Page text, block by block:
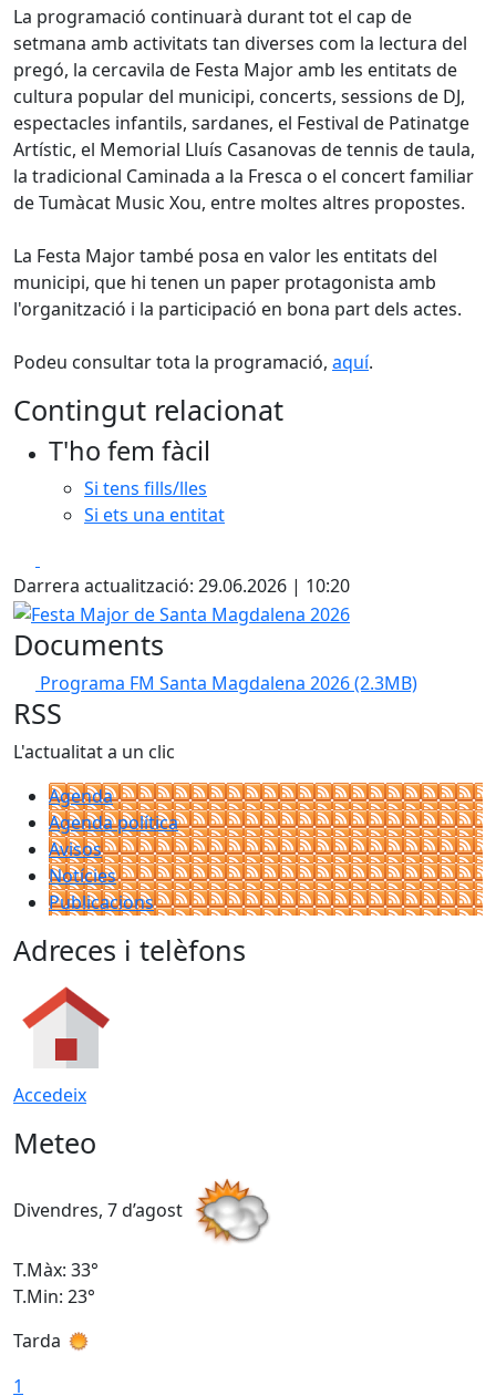
La programació continuarà durant tot el cap de
setmana amb activitats tan diverses com la lectura del
pregó, la cercavila de Festa Major amb les entitats de
cultura popular del municipi, concerts, sessions de DJ,
espectacles infantils, sardanes, el Festival de Patinatge
Artístic, el Memorial Lluís Casanovas de tennis de taula,
la tradicional Caminada a la Fresca o el concert familiar
de Tumàcat Music Xou, entre moltes altres propostes.
La Festa Major també posa en valor les entitats del
municipi, que hi tenen un paper protagonista amb
l'organització i la participació en bona part dels actes.
Podeu consultar tota la programació, aquí.
Contingut relacionat
T'ho fem fàcil
Si tens fills/lles
Si ets una entitat
Darrera actualització: 29.06.2026 | 10:20
Festa Major de Santa Magdalena 2026
Documents
Programa FM Santa Magdalena 2026(2.3MB)
RSS
L'actualitat a un clic
Agenda
Agenda política
Avisos
Notícies
Publicacions
Adreces i telèfons
Accedeix
Meteo
Divendres, 7 d’agost
T.Màx: 33°
T.Min: 23°
Tarda
1